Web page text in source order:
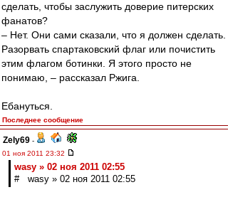
сделать, чтобы заслужить доверие питерских
фанатов?
– Нет. Они сами сказали, что я должен сделать.
Разорвать спартаковский флаг или почистить
этим флагом ботинки. Я этого просто не
понимаю, – рассказал Ржига.
Ебануться.
Последнее сообщение
Zely69 -
01 ноя 2011 23:32
wasy » 02 ноя 2011 02:55
# wasy » 02 ноя 2011 02:55